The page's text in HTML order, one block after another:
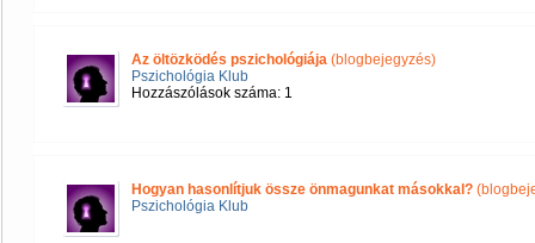
Az öltözködés pszichológiája (blogbejegyzés)
Pszichológia Klub
Hozzászólások száma: 1
Hogyan hasonlítjuk össze önmagunkat másokkal?
Pszichológia Klub